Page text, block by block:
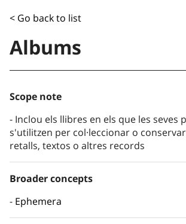
< Go back to list
Albums
Scope note
Inclou els llibres en els que les seves
s'utilitzen per col·leccionar o
retalls, textos o altres records
Broader concepts
Ephemera